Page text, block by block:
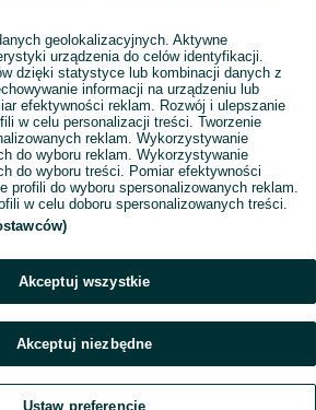
geolokalizacyjnych. Aktywne
urządzenia do celów identyfikacji.
dzięki statystyce lub kombinacji danych z
informacji na urządzeniu lub
efektywności reklam. Rozwój i ulepszanie
w celu personalizacji treści. Tworzenie
reklam. Wykorzystywanie
do wyboru reklam. Wykorzystywanie
do wyboru treści. Pomiar efektywności
profili do wyboru spersonalizowanych reklam.
w celu doboru spersonalizowanych treści.
Akceptuj wszystkie
Akceptuj niezbędne
Ustaw preferencje